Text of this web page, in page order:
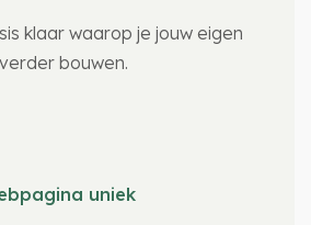
klaar waarop je jouw eigen
bouwen.
uniek